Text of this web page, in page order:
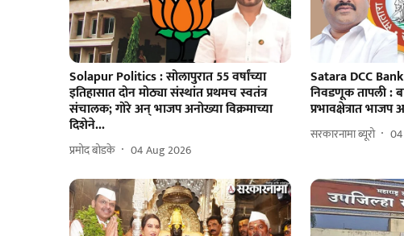
Solapur Politics : सोलापुरात 55 वर्षांच्या
इतिहासात दोन मोठ्या संस्थांत प्रथमच स्वतंत्र
संचालक; गोरे अन्‌ भाजप अनोख्या विक्रमाच्या
दिशेने...
प्रमोद बोडके 04 Aug 2026
Satara DCC
निवडणूक तापली :
प्रभावक्षेत्रात
सरकारनामा ब्यूरो